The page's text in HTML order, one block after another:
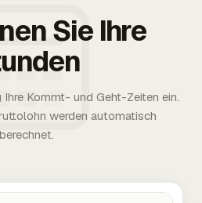
Sie Ihre
Kommt- und Geht-Zeiten ein.
werden automatisch
berechnet.